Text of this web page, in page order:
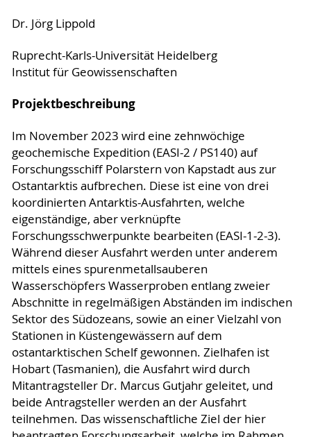
Dr. Jörg Lippold
Ruprecht-Karls-Universität Heidelberg
Institut für Geowissenschaften
Projektbeschreibung
Im November 2023 wird eine zehnwöchige
geochemische Expedition (EASI-2 / PS140) auf
Forschungsschiff Polarstern von Kapstadt aus zur
Ostantarktis aufbrechen. Diese ist eine von drei
koordinierten Antarktis-Ausfahrten, welche
eigenständige, aber verknüpfte
Forschungsschwerpunkte bearbeiten (EASI-1-2-3).
Während dieser Ausfahrt werden unter anderem
mittels eines spurenmetallsauberen
Wasserschöpfers Wasserproben entlang zweier
Abschnitte in regelmäßigen Abständen im indischen
Sektor des Südozeans, sowie an einer Vielzahl von
Stationen in Küstengewässern auf dem
ostantarktischen Schelf gewonnen. Zielhafen ist
Hobart (Tasmanien), die Ausfahrt wird durch
Mitantragsteller Dr. Marcus Gutjahr geleitet, und
beide Antragsteller werden an der Ausfahrt
teilnehmen. Das wissenschaftliche Ziel der hier